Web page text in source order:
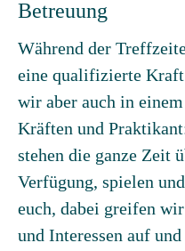
Betreuung
Während der
eine qualifizierte Kraft
wir aber auch in
Kräften und
stehen die ganze Zeit
Verfügung, spielen
euch, dabei greifen
und Interessen auf